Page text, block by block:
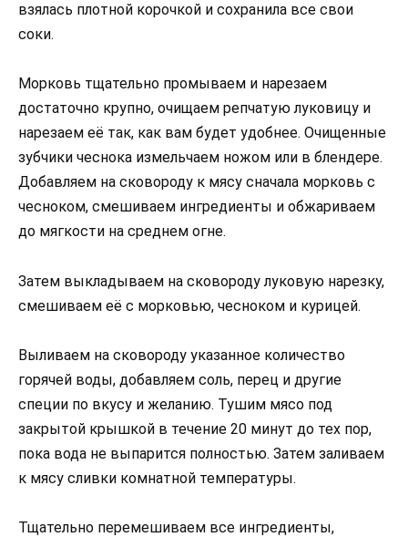
взялась плотной корочкой и сохранила все свои
соки.
Морковь тщательно промываем и нарезаем
достаточно крупно, очищаем репчатую луковицу и
нарезаем её так, как вам будет удобнее. Очищенные
зубчики чеснока измельчаем ножом или в блендере.
Добавляем на сковороду к мясу сначала морковь с
чесноком, смешиваем ингредиенты и обжариваем
до мягкости на среднем огне.
Затем выкладываем на сковороду луковую нарезку,
смешиваем её с морковью, чесноком и курицей.
Выливаем на сковороду указанное количество
горячей воды, добавляем соль, перец и другие
специи по вкусу и желанию. Тушим мясо под
закрытой крышкой в течение 20 минут до тех пор,
пока вода не выпарится полностью. Затем заливаем
к мясу сливки комнатной температуры.
Тщательно перемешиваем все ингредиенты,